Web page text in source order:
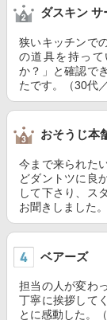
ダスキン
狭いキッチンで
の道具を持っ
か？」と確認で
たです。（30代
おそうじ本
今まで来られた
どダントツに良
して下さり、ス
お聞きしました
ベアーズ
担当の人が変わ
丁寧に挨拶して
とに感動した。